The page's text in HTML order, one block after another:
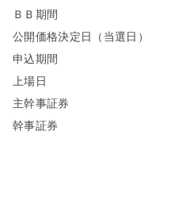
ＢＢ期間
公開価格決定日（当選日）
申込期間
上場日
主幹事証券
幹事証券